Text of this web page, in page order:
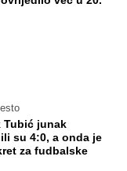
Tubić junak
su 4:0, a onda je
za fudbalske